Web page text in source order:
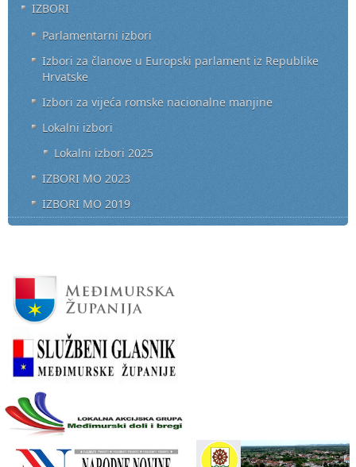
IZBORI
Parlamentarni izbori
Izbori za članove u Europski parlament iz Republike
Hrvatske
Izbori za vijeća romske nacionalne manjine
Lokalni izbori
Lokalni izbori 2025
IZBORI MO 2023
IZBORI MO 2019